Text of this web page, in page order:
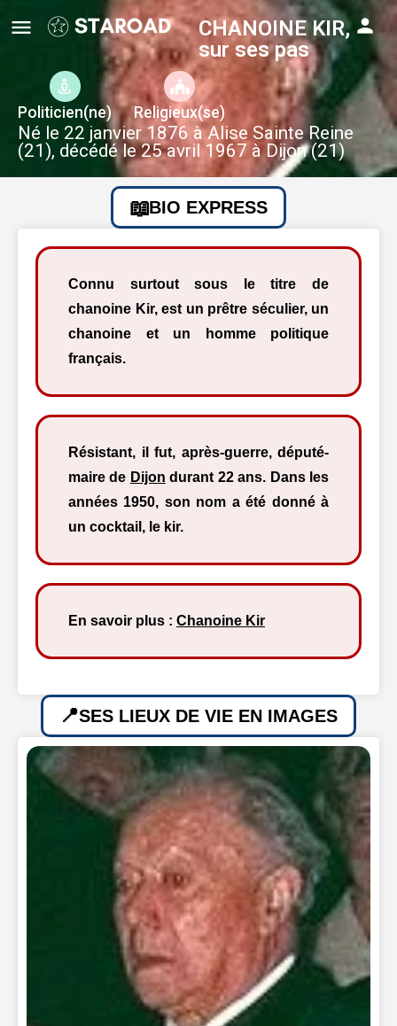
CHANOINE KIR,
sur ses pas
Politicien(ne) Religieux(se)
Né le 22 janvier 1876 à Alise Sainte Reine
(21), décédé le 25 avril 1967 à Dijon (21)
BIO EXPRESS
Connu surtout sous le titre de
chanoine Kir, est un prêtre séculier, un
chanoine et un homme politique
français.
Résistant, il fut, après-guerre, député-
maire de Dijon durant 22 ans. Dans les
années 1950, son nom a été donné à
un cocktail, le kir.
En savoir plus : Chanoine Kir
SES LIEUX DE VIE EN IMAGES